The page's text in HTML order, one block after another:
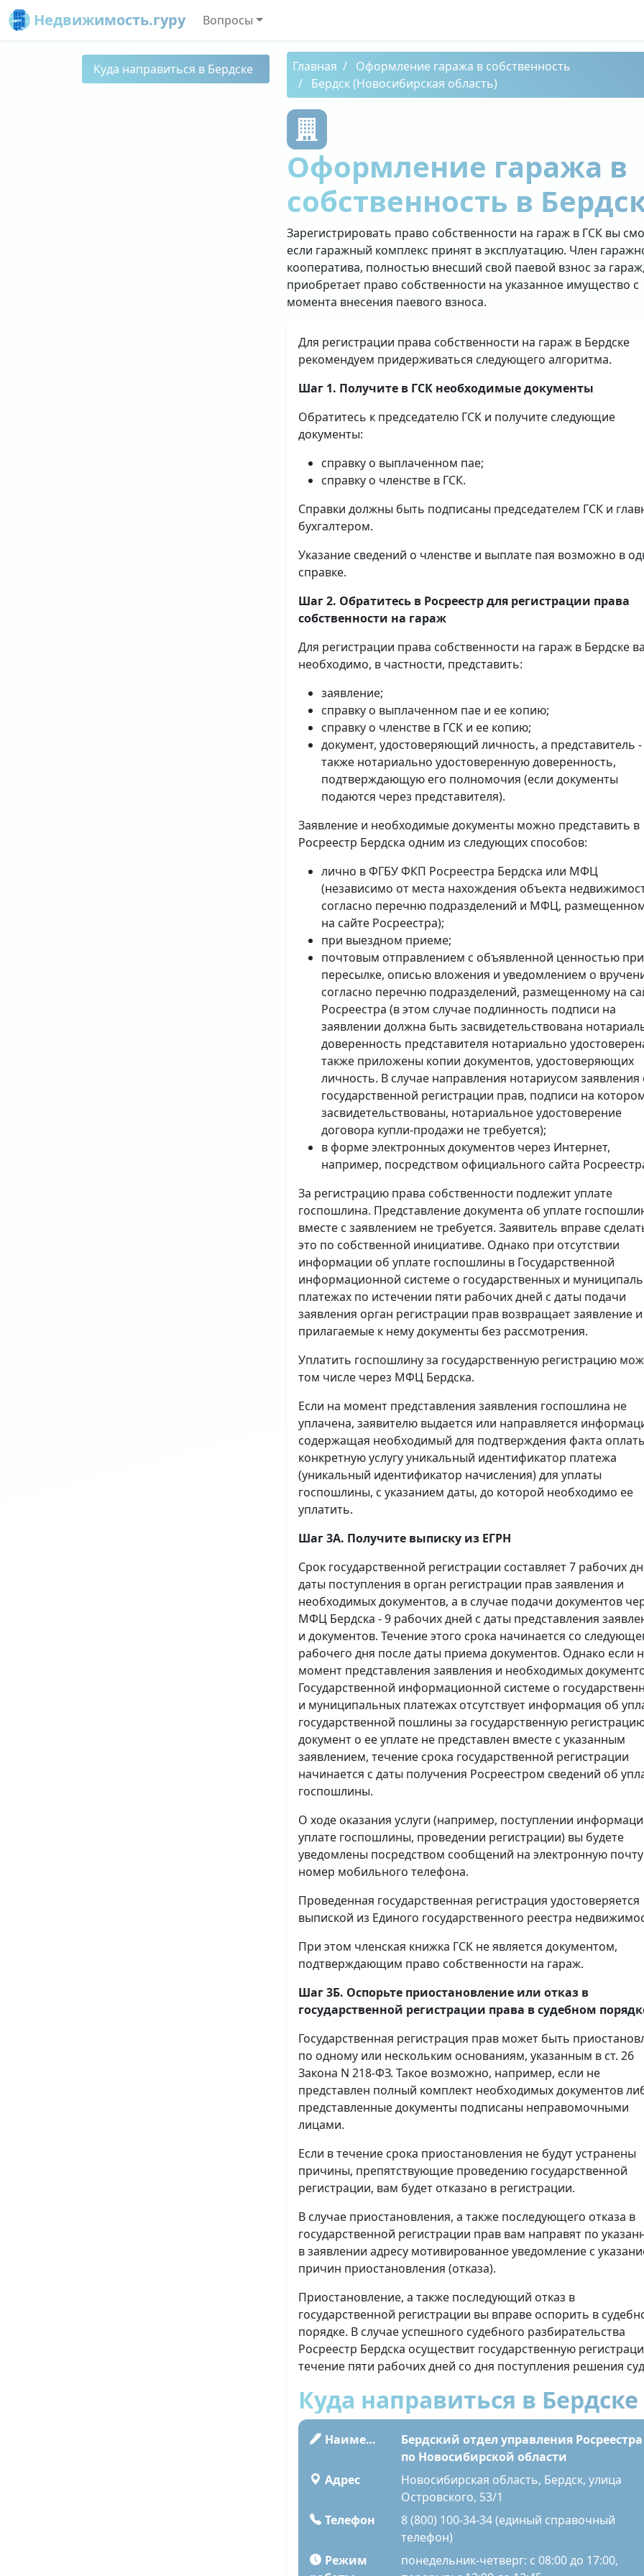
Недвижимость.гуру Вопросы
Куда направиться в Бердске Главная
Оформление гаража в собственность
Бердск (Новосибирская область)
Оформление гаража в
собственность в
Зарегистрировать право собственности на гараж в ГСК вы
если гаражный комплекс принят в эксплуатацию. Член
кооператива, полностью внесший свой паевой взнос за гараж,
приобретает право собственности на указанное имущество с
момента внесения паевого взноса.
Для регистрации права собственности на гараж в Бердске
рекомендуем придерживаться следующего алгоритма.
Шаг 1. Получите в ГСК необходимые документы
Обратитесь к председателю ГСК и получите следующие
документы:
справку о выплаченном пае;
справку о членстве в ГСК.
Справки должны быть подписаны председателем ГСК и
бухгалтером.
Указание сведений о членстве и выплате пая возможно в
справке.
Шаг 2. Обратитесь в Росреестр для регистрации права
собственности на гараж
Для регистрации права собственности на гараж в Бердске
необходимо, в частности, представить:
заявление;
справку о выплаченном пае и ее копию;
справку о членстве в ГСК и ее копию;
документ, удостоверяющий личность, а представитель -
также нотариально удостоверенную доверенность,
подтверждающую его полномочия (если документы
подаются через представителя).
Заявление и необходимые документы можно представить в
Росреестр Бердска одним из следующих способов:
лично в ФГБУ ФКП Росреестра Бердска или МФЦ
(независимо от места нахождения объекта
согласно перечню подразделений и МФЦ,
на сайте Росреестра);
при выездном приеме;
почтовым отправлением с объявленной ценностью при
пересылке, описью вложения и уведомлением о
согласно перечню подразделений, размещенному на
Росреестра (в этом случае подлинность подписи на
заявлении должна быть засвидетельствована
доверенность представителя нотариально
также приложены копии документов, удостоверяющих
личность. В случае направления нотариусом заявления
государственной регистрации прав, подписи на
засвидетельствованы, нотариальное удостоверение
договора купли-продажи не требуется);
в форме электронных документов через Интернет,
например, посредством официального сайта
За регистрацию права собственности подлежит уплате
госпошлина. Представление документа об уплате
вместе с заявлением не требуется. Заявитель вправе
это по собственной инициативе. Однако при отсутствии
информации об уплате госпошлины в Государственной
информационной системе о государственных и
платежах по истечении пяти рабочих дней с даты подачи
заявления орган регистрации прав возвращает заявление и
прилагаемые к нему документы без рассмотрения.
Уплатить госпошлину за государственную регистрацию
том числе через МФЦ Бердска.
Если на момент представления заявления госпошлина не
уплачена, заявителю выдается или направляется
содержащая необходимый для подтверждения факта
конкретную услугу уникальный идентификатор платежа
(уникальный идентификатор начисления) для уплаты
госпошлины, с указанием даты, до которой необходимо ее
уплатить.
Шаг 3А. Получите выписку из ЕГРН
Срок государственной регистрации составляет 7 рабочих
даты поступления в орган регистрации прав заявления и
необходимых документов, а в случае подачи документов
МФЦ Бердска - 9 рабочих дней с даты представления
и документов. Течение этого срока начинается со
рабочего дня после даты приема документов. Однако если
момент представления заявления и необходимых
Государственной информационной системе о
и муниципальных платежах отсутствует информация об
государственной пошлины за государственную
документ о ее уплате не представлен вместе с указанным
заявлением, течение срока государственной регистрации
начинается с даты получения Росреестром сведений об
госпошлины.
О ходе оказания услуги (например, поступлении
уплате госпошлины, проведении регистрации) вы будете
уведомлены посредством сообщений на электронную
номер мобильного телефона.
Проведенная государственная регистрация удостоверяется
выпиской из Единого государственного реестра
При этом членская книжка ГСК не является документом,
подтверждающим право собственности на гараж.
Шаг 3Б. Оспорьте приостановление или отказ в
государственной регистрации права в судебном
Государственная регистрация прав может быть
по одному или нескольким основаниям, указанным в ст. 26
Закона N 218-ФЗ. Такое возможно, например, если не
представлен полный комплект необходимых документов
представленные документы подписаны неправомочными
лицами.
Если в течение срока приостановления не будут устранены
причины, препятствующие проведению государственной
регистрации, вам будет отказано в регистрации.
В случае приостановления, а также последующего отказа в
государственной регистрации прав вам направят по
в заявлении адресу мотивированное уведомление с
причин приостановления (отказа).
Приостановление, а также последующий отказ в
государственной регистрации вы вправе оспорить в
порядке. В случае успешного судебного разбирательства
Росреестр Бердска осуществит государственную
течение пяти рабочих дней со дня поступления решения
Куда направиться в Бердске
Наименование
Бердский отдел управления Росреестра
по Новосибирской области
Адрес
Новосибирская область, Бердск, улица
Островского, 53/1
Телефон
8 (800) 100-34-34 (единый справочный
телефон)
Режим
понедельник-четверг: с 08:00 до 17:00,